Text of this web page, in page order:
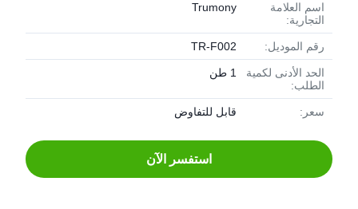
اسم العلامة
التجارية:
Trumony
رقم الموديل: TR-F002
الحد الأدنى لكمية
الطلب:
1 طن
سعر: قابل للتفاوض
استفسر الآن